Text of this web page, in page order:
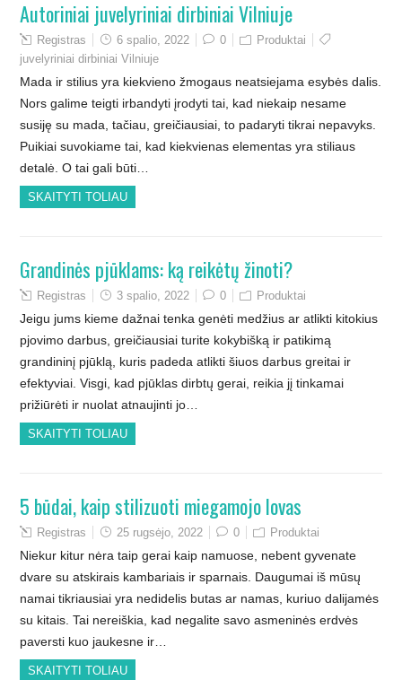
Autoriniai juvelyriniai dirbiniai Vilniuje
Registras 6 spalio, 2022 0
Produktai
juvelyriniai dirbiniai Vilniuje
Mada ir stilius yra kiekvieno žmogaus neatsiejama esybės dalis.
Nors galime teigti irbandyti įrodyti tai, kad niekaip nesame
susiję su mada, tačiau, greičiausiai, to padaryti tikrai nepavyks.
Puikiai suvokiame tai, kad kiekvienas elementas yra stiliaus
detalė. O tai gali būti…
SKAITYTI TOLIAU
Grandinės pjūklams: ką reikėtų žinoti?
Registras 3 spalio, 2022 0 Produktai
Jeigu jums kieme dažnai tenka genėti medžius ar atlikti kitokius
pjovimo darbus, greičiausiai turite kokybišką ir patikimą
grandininį pjūklą, kuris padeda atlikti šiuos darbus greitai ir
efektyviai. Visgi, kad pjūklas dirbtų gerai, reikia jį tinkamai
prižiūrėti ir nuolat atnaujinti jo…
SKAITYTI TOLIAU
5 būdai, kaip stilizuoti miegamojo lovas
Registras 25 rugsėjo, 2022 0 Produktai
Niekur kitur nėra taip gerai kaip namuose, nebent gyvenate
dvare su atskirais kambariais ir sparnais. Daugumai iš mūsų
namai tikriausiai yra nedidelis butas ar namas, kuriuo dalijamės
su kitais. Tai nereiškia, kad negalite savo asmeninės erdvės
paversti kuo jaukesne ir…
SKAITYTI TOLIAU